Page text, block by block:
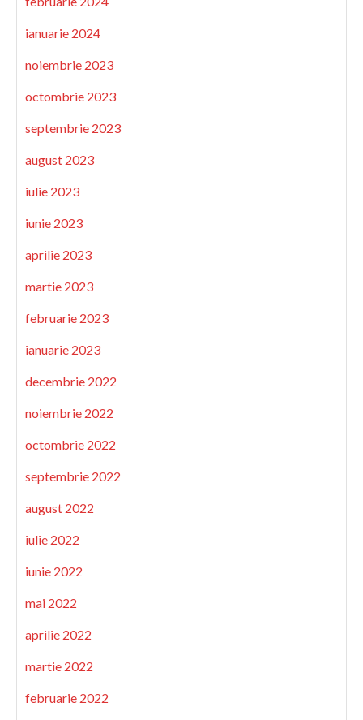
ianuarie 2024
noiembrie 2023
octombrie 2023
septembrie 2023
august 2023
iulie 2023
iunie 2023
aprilie 2023
martie 2023
februarie 2023
ianuarie 2023
decembrie 2022
noiembrie 2022
octombrie 2022
septembrie 2022
august 2022
iulie 2022
iunie 2022
mai 2022
aprilie 2022
martie 2022
februarie 2022